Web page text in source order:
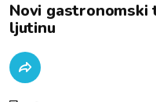
Novi gastronomski
ljutinu